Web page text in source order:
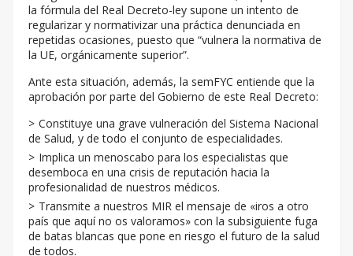
la fórmula del Real Decreto-ley supone un intento de
regularizar y normativizar una práctica denunciada en
repetidas ocasiones, puesto que “vulnera la normativa de
la UE, orgánicamente superior”.
Ante esta situación, además, la semFYC entiende que la
aprobación por parte del Gobierno de este Real Decreto:
Constituye una grave vulneración del Sistema Nacional
de Salud, y de todo el conjunto de especialidades.
Implica un menoscabo para los especialistas que
desemboca en una crisis de reputación hacia la
profesionalidad de nuestros médicos.
Transmite a nuestros MIR el mensaje de «iros a otro
país que aquí no os valoramos» con la subsiguiente fuga
de batas blancas que pone en riesgo el futuro de la salud
de todos.